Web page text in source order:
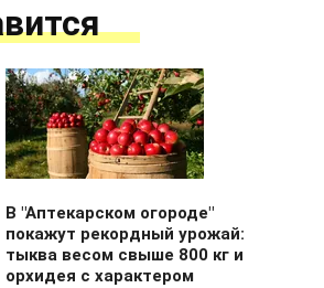
В "Аптекарском огороде"
покажут рекордный урожай:
тыква весом свыше 800 кг и
орхидея с характером